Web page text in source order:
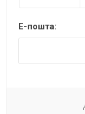
Е-пошта: